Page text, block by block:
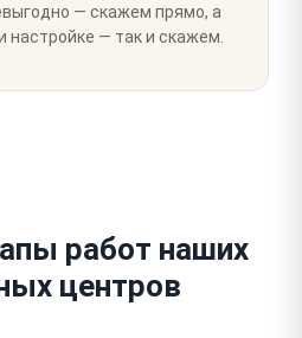
— скажем прямо, а
настройке — так и скажем.
работ наших
центров